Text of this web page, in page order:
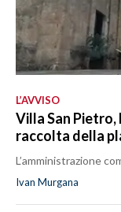
L’AVVISO
Villa San
raccolta della
L’amministrazione
Ivan Murgana